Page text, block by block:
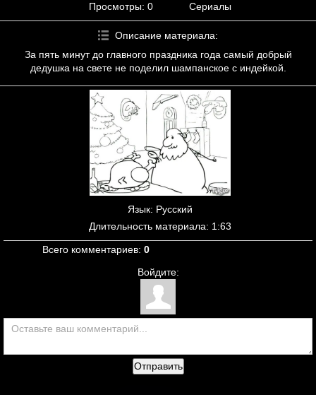
Просмотры: 0 Сериалы
Описание материала:
За пять минут до главного праздника года самый добрый
дедушка на свете не поделил шампанское с индейкой.
Язык: Русский
Длительность материала: 1:63
Всего комментариев: 0
Войдите:
Отправить